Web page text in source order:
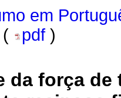
em
pdf )
da força de